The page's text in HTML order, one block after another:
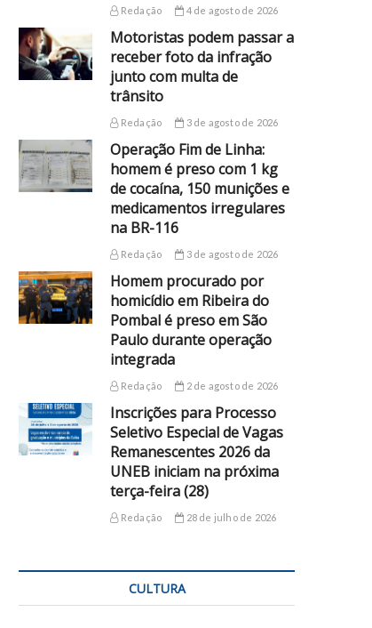
Redação 4 de agosto de 2026
Motoristas podem passar a
receber foto da infração
junto com multa de
trânsito
Redação 3 de agosto de 2026
Operação Fim de Linha:
homem é preso com 1 kg
de cocaína, 150 munições e
medicamentos irregulares
na BR-116
Redação 3 de agosto de 2026
Homem procurado por
homicídio em Ribeira do
Pombal é preso em São
Paulo durante operação
integrada
Redação 2 de agosto de 2026
Inscrições para Processo
Seletivo Especial de Vagas
Remanescentes 2026 da
UNEB iniciam na próxima
terça-feira (28)
Redação 28 de julho de 2026
CULTURA